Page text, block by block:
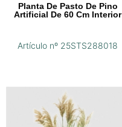
Planta De Pasto De Pino
Artificial De 60 Cm Interior
Artículo nº 25STS288018